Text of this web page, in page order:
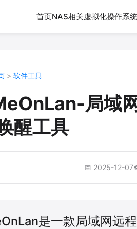
首页NAS相关虚拟化操作系统
> 软件工具
局域
醒工具
📅 2025-12-07
是一款局域网远